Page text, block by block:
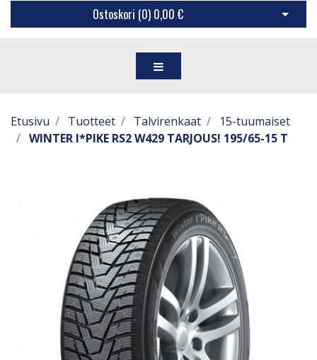
Ostoskori (0) 0,00 € Avaa
Etusivu Tuotteet Talvirenkaat
15-tuumaiset
WINTER I*PIKE RS2 W429 TARJOUS! 195/65-15 T